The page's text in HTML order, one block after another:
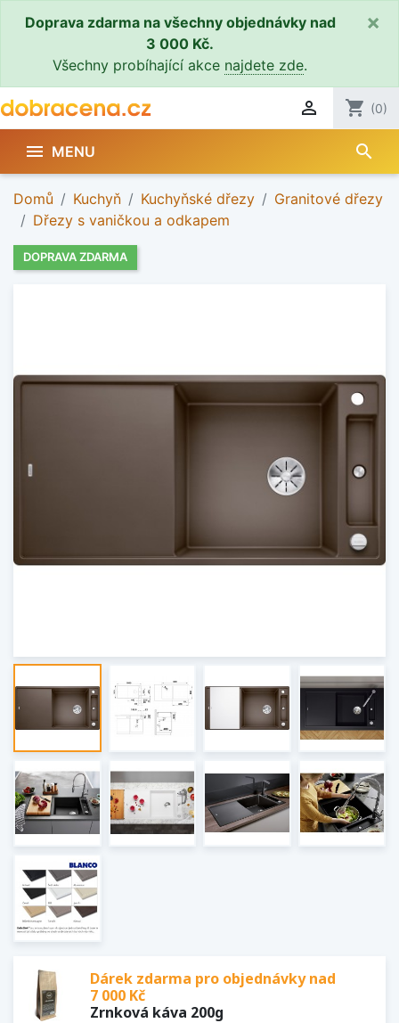
Doprava zdarma na všechny objednávky nad
3 000 Kč.
Všechny probíhající akce najdete zde.
×
 shopping_cart (0)
 MENU search
Domů Kuchyň Kuchyňské dřezy
Granitové dřezy
Dřezy s vaničkou a odkapem
DOPRAVA ZDARMA
Dárek zdarma pro objednávky nad
7 000 Kč
Zrnková káva 200g